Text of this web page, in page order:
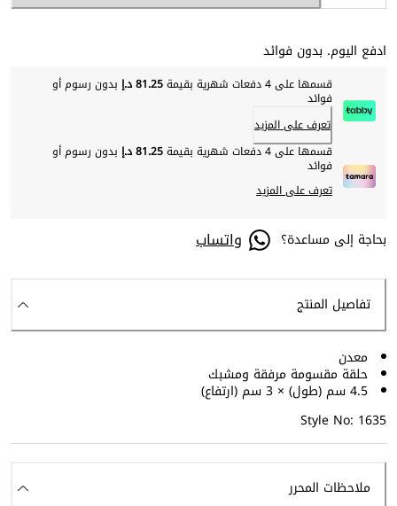
ادفع اليوم. بدون فوائد
قسمها على 4 دفعات شهرية بقيمة 81.25 د.إ بدون رسوم أو
فوائد
تعرف على المزيد
قسمها على 4 دفعات شهرية بقيمة
81.25 د.إ بدون رسوم أو
فوائد
تعرف على المزيد
بحاجة إلى مساعدة؟ واتساب
تفاصيل المنتج
معدن
حلقة مقسومة مرفقة ومشبك
4.5 سم (طول) × 3 سم (ارتفاع)
Style No: 1635
ملاحظات المحرر